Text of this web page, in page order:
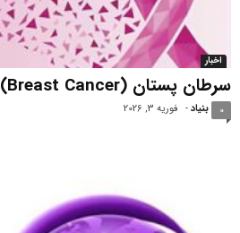
اخبار
سرطان پستان (Breast Cancer)
بنیاد- فوریه 3, 2026 0